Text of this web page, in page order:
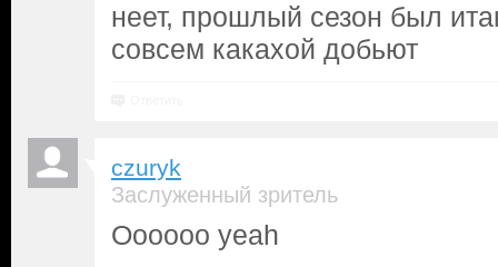
неет, прошлый сезон был
совсем какахой добьют
czuryk
Заслуженный зритель
Oooooo yeah